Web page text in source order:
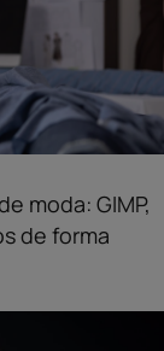
moda: GIMP,
de forma